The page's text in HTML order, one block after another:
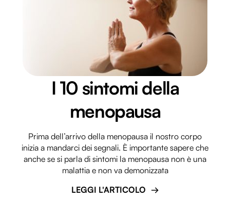
analizzare il nostro traffico. Condividiamo inoltre
informazioni sul modo in cui utilizzi il nostro sito con i
nostri partner che si occupano di analisi dei dati web,
pubblicità e social media, i quali potrebbero combinarle
con altre informazioni che hai fornito loro o che hanno
raccolto dal tuo utilizzo dei loro servizi.
I 10 sintomi della
menopausa
Prima dell’arrivo della menopausa il nostro corpo
inizia a mandarci dei segnali. È importante sapere che
anche se si parla di sintomi la menopausa non è una
malattia e non va demonizzata
LEGGI L'ARTICOLO